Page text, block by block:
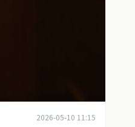
2026-05-10 11:15